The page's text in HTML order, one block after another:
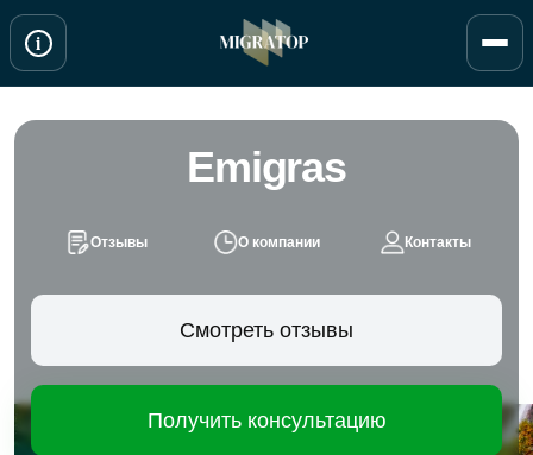
Перейти
содержимому
i
Emigras
Отзывы О компании Контакты
Смотреть отзывы
Получить консультацию